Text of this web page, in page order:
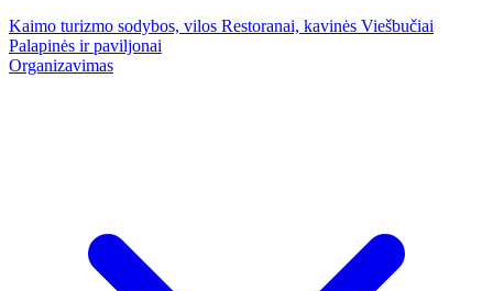
Kaimo turizmo sodybos, vilos Restoranai, kavinės Viešbučiai
Palapinės ir paviljonai
Organizavimas